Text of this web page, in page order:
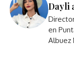
Dayli
en
Albuez